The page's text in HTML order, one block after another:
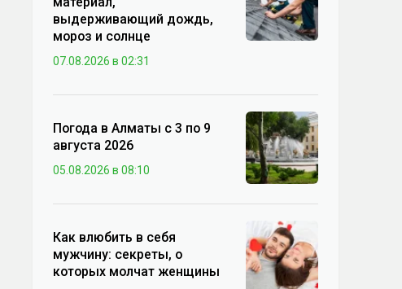
выдерживающий дождь,
мороз и солнце
07.08.2026 в 02:31
Погода в Алматы с 3 по 9
августа 2026
05.08.2026 в 08:10
Как влюбить в себя
мужчину: секреты, о
которых молчат женщины